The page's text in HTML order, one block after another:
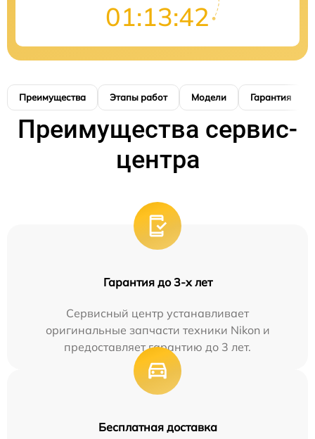
01:13:41
Преимущества Этапы работ Модели Гарантия
Преимущества сервис-
центра
Гарантия до 3-х лет
Сервисный центр устанавливает
оригинальные запчасти техники Nikon и
предоставляет гарантию до 3 лет.
Бесплатная доставка